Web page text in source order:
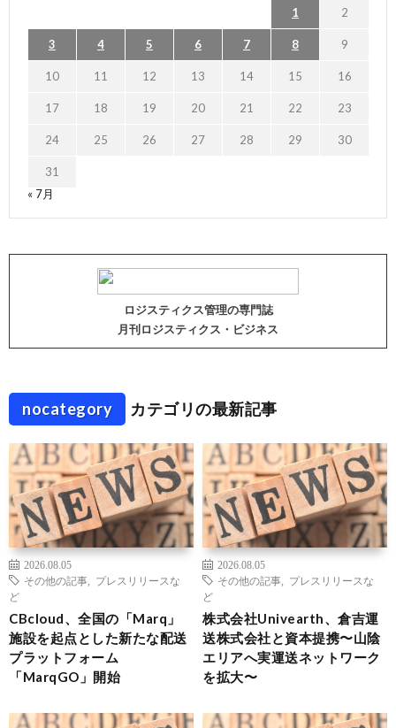
1 2
3 4 5 6 7 8 9
10 11 12 13 14 15 16
17 18 19 20 21 22 23
24 25 26 27 28 29 30
31
« 7月
ロジスティクス管理の専門誌
月刊ロジスティクス・ビジネス
nocategory カテゴリの最新記事
2026.08.05
その他の記事
プレスリリースな
ど
CBcloud、全国の「Marq」
施設を起点とした新たな配送
プラットフォーム
「MarqGO」開始
2026.08.05
その他の記事
プレスリリースな
ど
株式会社Univearth、倉吉運
送株式会社と資本提携〜山陰
エリアへ実運送ネットワーク
を拡大〜